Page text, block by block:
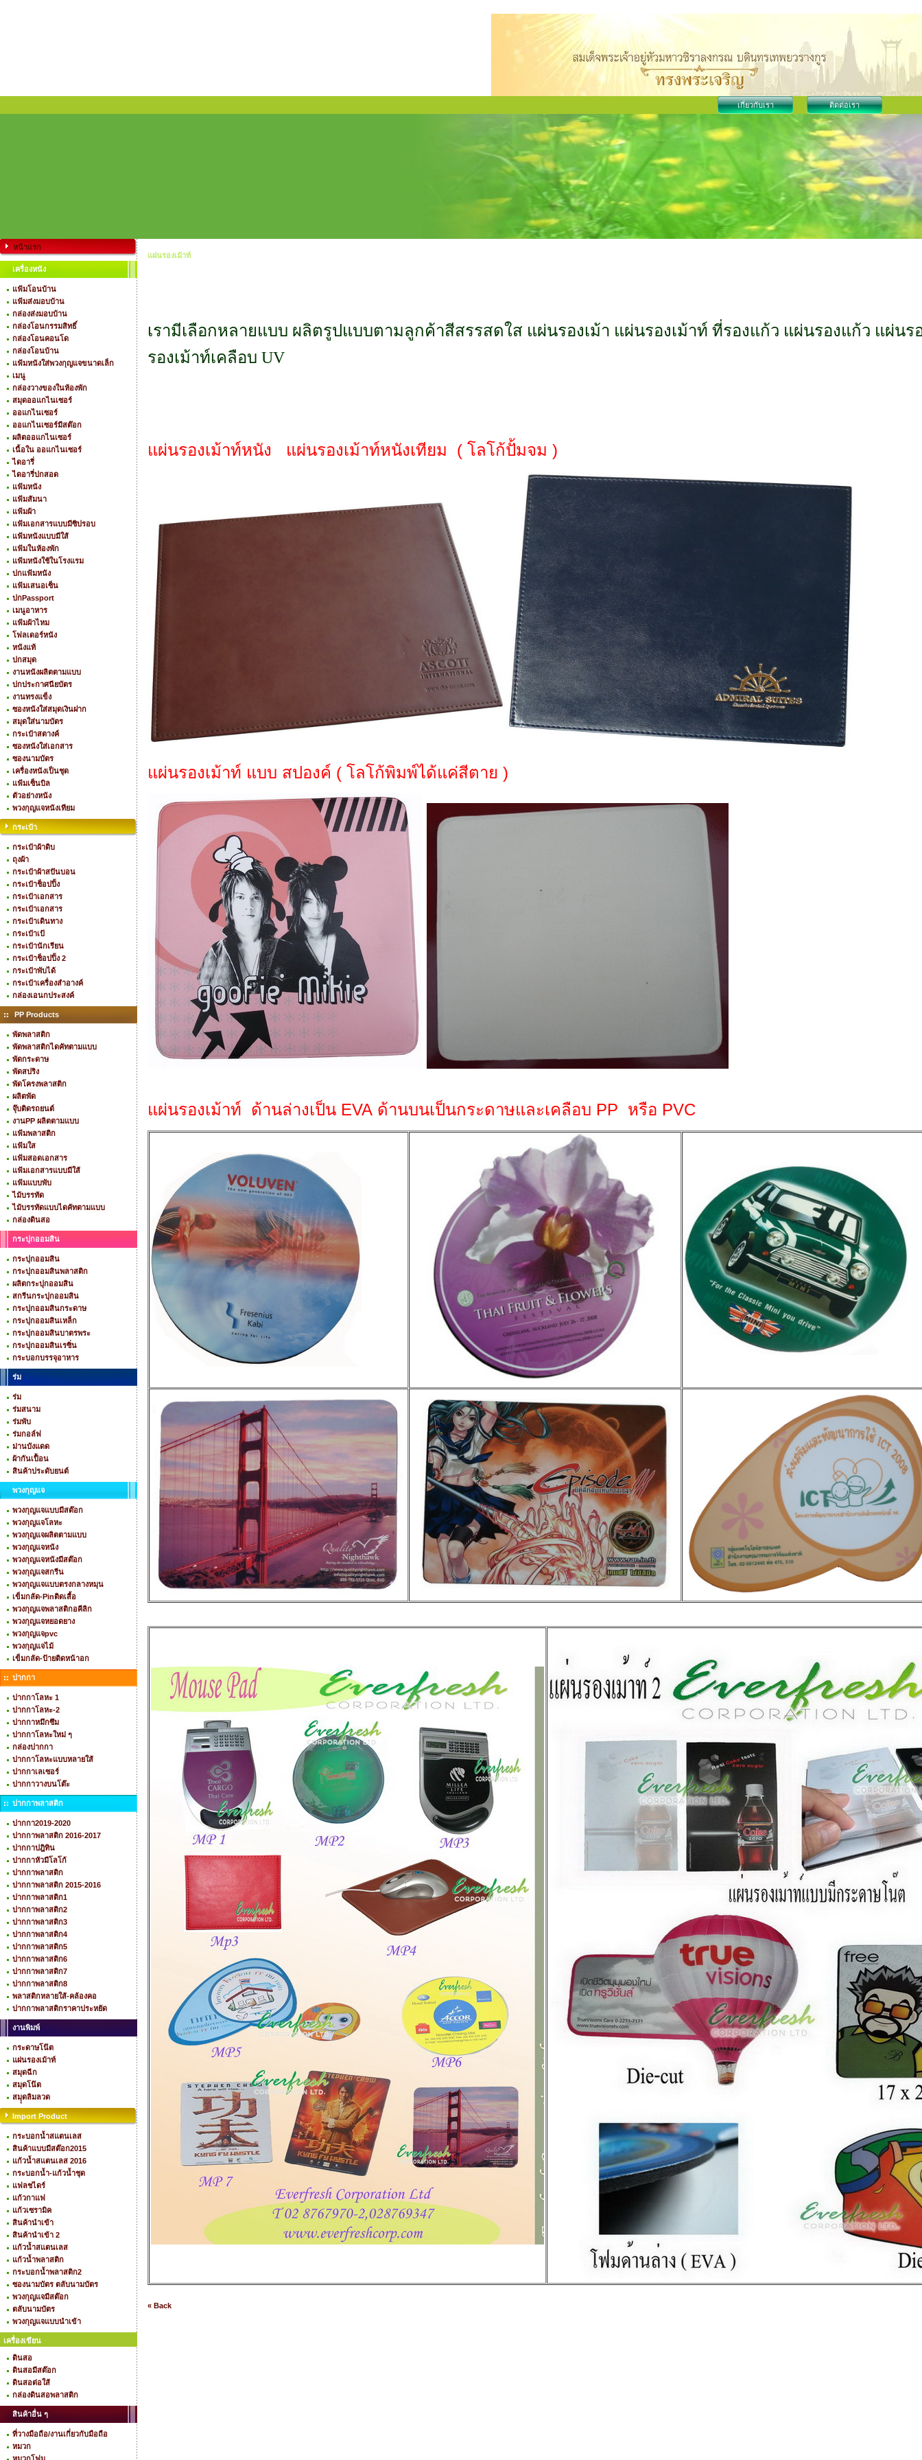
เกี่ยวกับเรา ติดต่อเรา
หน้าแรก
เครื่องหนัง
แฟ้มโอนบ้าน
แฟ้มส่งมอบบ้าน
กล่องส่งมอบบ้าน
กล่องโอนกรรมสิทธิ์
กล่องโอนคอนโด
กล่องโอนบ้าน
แฟ้มหนังใส่พวงกุญแจขนาดเล็ก
เมนู
กล่องวางของในห้องพัก
สมุดออแกไนเซอร์
ออแกไนเซอร์
ออแกไนเซอร์มีสต๊อก
ผลิตออแกไนเซอร์
เนื้อใน ออแกไนเซอร์
ไดอารี่
ไดอารี่ปกสอด
แฟ้มหนัง
แฟ้มสัมนา
แฟ้มผ้า
แฟ้มเอกสารแบบมีซิปรอบ
แฟ้มหนังแบบมีใส้
แฟ้มในห้องพัก
แฟ้มหนังใช้ในโรงแรม
ปกแฟ้มหนัง
แฟ้มเสนอเซ็น
ปกPassport
เมนูอาหาร
แฟ้มผ้าไหม
โฟลเดอร์หนัง
หนังแท้
ปกสมุด
งานหนังผลิตตามแบบ
ปกประกาศนียบัตร
งานทรงแข็ง
ซองหนังใส่สมุดเงินฝาก
สมุดใส่นามบัตร
กระเป๋าสตางค์
ซองหนังใส่เอกสาร
ซองนามบัตร
เครื่องหนังเป็นชุด
แฟ้มเซ็นบิล
ตัวอย่างหนัง
พวงกุญแจหนังเทียม
กระเป๋า
กระเป๋าผ้าดิบ
ถุงผ้า
กระเป๋าผ้าสปันบอน
กระเป๋าช็อปปิ้ง
กระเป๋าเอกสาร
กระเป๋าเอกสาร
กระเป๋าเดินทาง
กระเป๋าเป้
กระเป๋านักเรียน
กระเป๋าช็อปปิ้ง 2
กระเป๋าพับได้
กระเป๋าเครื่องสำอางค์
กล่องเอนกประสงค์
PP Products
พัดพลาสติก
พัดพลาสติกไดคัทตามแบบ
พัดกระดาษ
พัดสปริง
พัดโครงพลาสติก
ผลิตพัด
จุ๊บติดรถยนต์
งานPP ผลิตตามแบบ
แฟ้มพลาสติก
แฟ้มใส
แฟ้มสอดเอกสาร
แฟ้มเอกสารแบบมีใส้
แฟ้มแบบพับ
ไม้บรรทัด
ไม้บรรทัดแบบไดคัทตามแบบ
กล่องดินสอ
กระปุกออมสิน
กระปุกออมสิน
กระปุกออมสินพลาสติก
ผลิตกระปุกออมสิน
สกรีนกระปุกออมสิน
กระปุกออมสินกระดาษ
กระปุกออมสินเหล็ก
กระปุกออมสินบาตรพระ
กระปุกออมสินเรซิ่น
กระบอกบรรจุอาหาร
ร่ม
ร่ม
ร่มสนาม
ร่มพับ
ร่มกอล์ฟ
ม่านบังแดด
ผ้ากันเปื้อน
สินค้าประดับยนต์
พวงกุญแจ
พวงกุญแจแบบมีสต๊อก
พวงกุญแจโลหะ
พวงกุญแจผลิตตามแบบ
พวงกุญแจหนัง
พวงกุญแจหนังมีสต๊อก
พวงกุญแจสกรีน
พวงกุญแจแบบตรงกลางหมุน
เข็มกลัด-Pinติดเสื้อ
พวงกุญแจพลาสติกอคีลิก
พวงกุญแจหยอดยาง
พวงกุญแจpvc
พวงกุญแจไม้
เข็มกลัด-ป้ายติดหน้าอก
ปากกา
ปากกาโลหะ 1
ปากกาโลหะ-2
ปากกาหมึกซึม
ปากกาโลหะใหม่ ๆ
กล่องปากกา
ปากกาโลหะแบบหลายใส้
ปากกาเลเซอร์
ปากกาวางบนโต๊ะ
ปากกาพลาสติก
ปากกา2019-2020
ปากกาพลาสติก 2016-2017
ปากกาปฎิทิน
ปากกาหัวมีโลโก้
ปากกาพลาสติก
ปากกาพลาสติก 2015-2016
ปากกาพลาสติก1
ปากกาพลาสติก2
ปากกาพลาสติก3
ปากกาพลาสติก4
ปากกาพลาสติก5
ปากกาพลาสติก6
ปากกาพลาสติก7
ปากกาพลาสติก8
พลาสติกหลายใส้-คล้องคอ
ปากกาพลาสติกราคาประหยัด
งานพิมพ์
กระดาษโน๊ต
แผ่นรองเม้าท์
สมุดฉีก
สมุดโน๊ต
สมุุดลิมลวด
Import Product
กระบอกน้ำสแตนเลส
สินค้าแบบมีสต๊อก2015
แก้วน้ำสแตนเลส 2016
กระบอกน้ำ-แก้วน้ำชุด
แฟลชไดร์
แก้วกาแฟ
แก้วเซรามิค
สินค้านำเข้า
สินค้านำเข้า 2
แก้วน้ำสแตนเลส
แก้วน้ำพลาสติก
กระบอกน้ำพลาสติก2
ซองนามบัตร ตลับนามบัตร
พวงกุญแจมีสต๊อก
ตลับนามบัตร
พวงกุญแจแบบนำเข้า
เครื่องเขียน
ดินสอ
ดินสอมีสต๊อก
ดินสอต่อใส้
กล่องดินสอพลาสติก
สินค้าอื่น ๆ
ที่วางมือถือ/งานเกี่ยวกับมือถือ
หมวก
แผ่นรองเม้าท์
เรามีเลือกหลายแบบ ผลิตรูปแบบตามลูกค้าสีสรรสดใส แผ่นรองเม้า แผ่นรองเม้าท์ ที่รองแก้ว แผ่นรองแก้ว แผ่
รองเม้าท์เคลือบ UV
แผ่นรองเม้าท์หนัง แผ่นรองเม้าท์หนังเทียม ( โลโก้ปั้มจม )
แผ่นรองเม้าท์ แบบ สปองค์ ( โลโก้พิมพ์ได้แค่สีตาย )
แผ่นรองเม้าท์ ด้านล่างเป็น EVA ด้านบนเป็นกระดาษและเคลือบ PP หรือ PVC
« Back